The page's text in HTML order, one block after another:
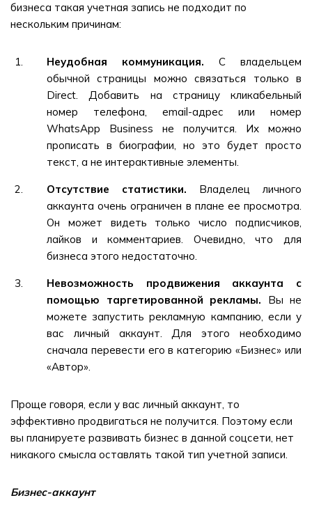
бизнеса такая учетная запись не подходит по
нескольким причинам:
Неудобная коммуникация. С владельцем
обычной страницы можно связаться только в
Direct. Добавить на страницу кликабельный
номер телефона, email-адрес или номер
WhatsApp Business не получится. Их можно
прописать в биографии, но это будет просто
текст, а не интерактивные элементы.
Отсутствие статистики. Владелец личного
аккаунта очень ограничен в плане ее просмотра.
Он может видеть только число подписчиков,
лайков и комментариев. Очевидно, что для
бизнеса этого недостаточно.
Невозможность продвижения аккаунта с
помощью таргетированной рекламы. Вы не
можете запустить рекламную кампанию, если у
вас личный аккаунт. Для этого необходимо
сначала перевести его в категорию «Бизнес» или
«Автор».
Проще говоря, если у вас личный аккаунт, то
эффективно продвигаться не получится. Поэтому если
вы планируете развивать бизнес в данной соцсети, нет
никакого смысла оставлять такой тип учетной записи.
Бизнес-аккаунт